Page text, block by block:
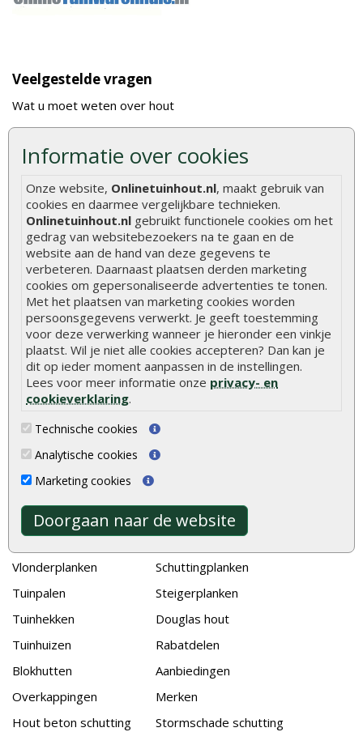
Informatie over cookies
Onze website, Onlinetuinhout.nl, maakt gebruik van
cookies en daarmee vergelijkbare technieken.
Onlinetuinhout.nl gebruikt functionele cookies om het
gedrag van websitebezoekers na te gaan en de
website aan de hand van deze gegevens te
verbeteren. Daarnaast plaatsen derden marketing
cookies om gepersonaliseerde advertenties te tonen.
Met het plaatsen van marketing cookies worden
persoonsgegevens verwerkt. Je geeft toestemming
voor deze verwerking wanneer je hieronder een vinkje
plaatst. Wil je niet alle cookies accepteren? Dan kan je
dit op ieder moment aanpassen in de instellingen.
Lees voor meer informatie onze privacy- en
cookieverklaring.
Technische cookies
Analytische cookies
Marketing cookies
Doorgaan naar de website
Veelgestelde vragen
Wat u moet weten over hout
Berekenen van de hoeveelheid
Foto's en voorbeelden
Montage
Gekeurd hout
De fundering van een vlonder leggen
Hoe zelf een houten overkapping maken
Hoe zelf een vlonder leggen
Hoe betonpaal plaatsen
Hoe schutting plaatsen
De 9 beste tuinschermen van Onlinetuinhout.nl
Stijlvolle houtsoorten voor in de tuin
Duurzame tuin
Welke palen voor een schapenhek
Alle populaire categorieën
Tuinhout
Schutting
Vlonderplanken
Tuinpalen
Tuinhekken
Tuinhuizen
Blokhutten
Overkappingen
Hout beton schutting
Tuindeuren
Tuinschermen
Schuttingplanken
Steigerplanken
Douglas hout
Rabatdelen
Aanbiedingen
Merken
Stormschade schutting